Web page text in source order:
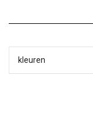
kleuren